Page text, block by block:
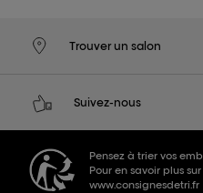
Trouver un salon
Suivez-nous
Pensez à trier vos
Pour en savoir plus
www.consignesdetri.fr